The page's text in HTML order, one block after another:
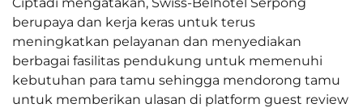
berupaya dan kerja keras untuk terus
meningkatkan pelayanan dan menyediakan
berbagai fasilitas pendukung untuk memenuhi
kebutuhan para tamu sehingga mendorong tamu
untuk memberikan ulasan di platform guest review